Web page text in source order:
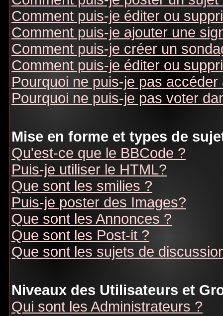
Comment puis-je éditer ou
Comment puis-je ajouter une
Comment puis-je créer un
Comment puis-je éditer ou
Pourquoi ne puis-je pas accéder
Pourquoi ne puis-je pas voter
Mise en forme et types de
Qu'est-ce que le BBCode ?
Puis-je utiliser le HTML?
Que sont les smilies ?
Puis-je poster des Images?
Que sont les Annonces ?
Que sont les Post-it ?
Que sont les sujets de
Niveaux des Utilisateurs et
Qui sont les Administrateurs ?